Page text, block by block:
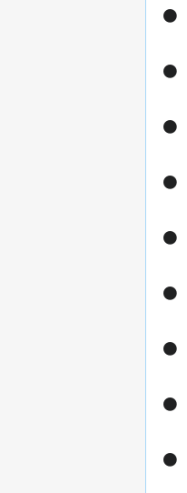
●
●
●
●
●
●
●
●
●